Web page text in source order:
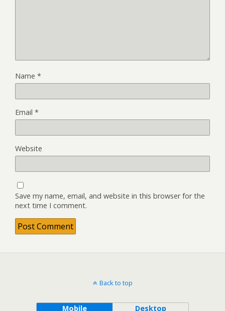
Name *
Email *
Website
Save my name, email, and website in this browser for the
next time I comment.
Back to top
Mobile Desktop